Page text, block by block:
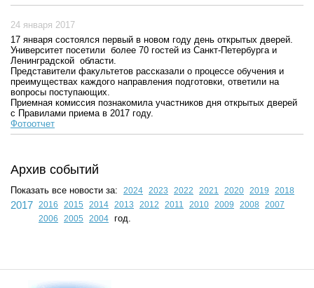
24 января 2017
17 января состоялся первый в новом году день открытых дверей.
Университет посетили более 70 гостей из Санкт-Петербурга и
Ленинградской области.
Представители факультетов рассказали о процессе обучения и
преимуществах каждого направления подготовки, ответили на
вопросы поступающих.
Приемная комиссия познакомила участников дня открытых дверей
с Правилами приема в 2017 году.
Фотоотчет
Архив событий
Показать все новости за: 2024 2023 2022 2021 2020 2019 2018
2017 2016 2015 2014 2013 2012 2011 2010 2009 2008
2007
2006
2005 2004 год.